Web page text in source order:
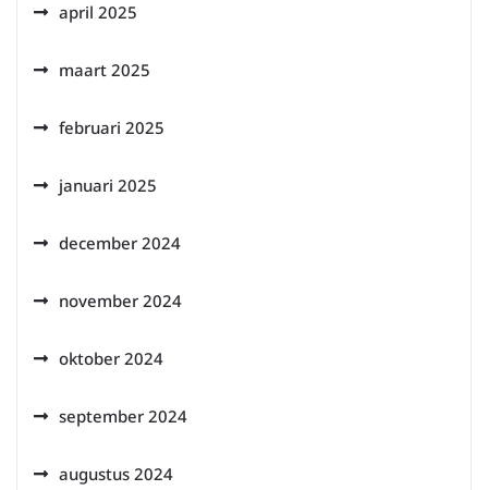
april 2025
maart 2025
februari 2025
januari 2025
december 2024
november 2024
oktober 2024
september 2024
augustus 2024